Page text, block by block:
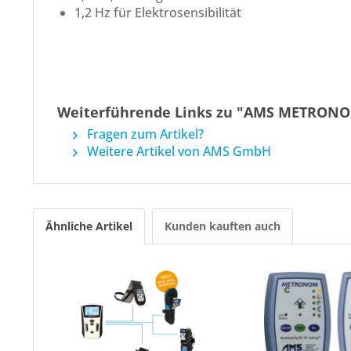
1,2 Hz für Elektrosensibilität
Weiterführende Links zu "AMS
Fragen zum Artikel?
Weitere Artikel von AMS GmbH
Ähnliche Artikel Kunden kauften auch